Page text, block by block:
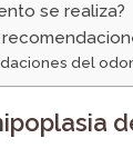
se realiza?
del